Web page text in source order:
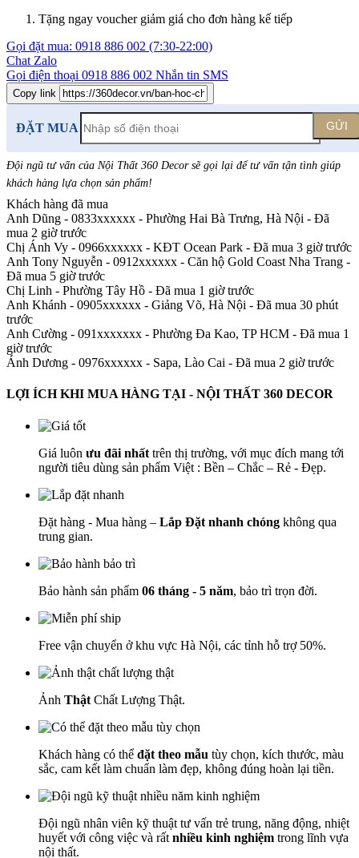
Tặng ngay voucher giảm giá cho đơn hàng kế tiếp
Gọi đặt mua: 0918 886 002 (7:30-22:00)
Chat Zalo
Gọi điện thoại 0918 886 002 Nhắn tin SMS
Copy link
ĐẶT MUA GỬI
Đội ngũ tư vấn của Nội Thất 360 Decor sẽ gọi lại để tư vấn tận tình giúp
khách hàng lựa chọn sản phẩm!
Khách hàng đã mua
Anh Dũng - 0833xxxxxx - Phường Hai Bà Trưng, Hà Nội - Đã
mua 2 giờ trước
Chị Ánh Vy - 0966xxxxxx - KĐT Ocean Park - Đã mua 3 giờ trước
Anh Tony Nguyễn - 0912xxxxxx - Căn hộ Gold Coast Nha Trang -
Đã mua 5 giờ trước
Chị Linh - Phường Tây Hồ - Đã mua 1 giờ trước
Anh Khánh - 0905xxxxxx - Giảng Võ, Hà Nội - Đã mua 30 phút
trước
Anh Cường - 091xxxxxxx - Phường Đa Kao, TP HCM - Đã mua 1
giờ trước
Ánh Dương - 0976xxxxxx - Sapa, Lào Cai - Đã mua 2 giờ trước
LỢI ÍCH KHI MUA HÀNG TẠI - NỘI THẤT 360 DECOR
Giá luôn ưu đãi nhất trên thị trường, với mục đích mang tới
người tiêu dùng sản phẩm Việt : Bền – Chắc – Rẻ - Đẹp.
Đặt hàng - Mua hàng – Lắp Đặt nhanh chóng không qua
trung gian.
Bảo hành sản phẩm 06 tháng - 5 năm, bảo trì trọn đời.
Free vận chuyển ở khu vực Hà Nội, các tỉnh hỗ trợ 50%.
Ảnh Thật Chất Lượng Thật.
Khách hàng có thể đặt theo mẫu tùy chọn, kích thước, màu
sắc, cam kết làm chuẩn làm đẹp, không đúng hoàn lại tiền.
Đội ngũ nhân viên kỹ thuật tư vấn trẻ trung, năng động, nhiệt
huyết với công việc và rất nhiều kinh nghiệm trong lĩnh vựa
nội thất.